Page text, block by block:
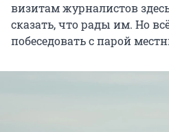
визитам журналистов
сказать, что рады им. Но
побеседовать с парой